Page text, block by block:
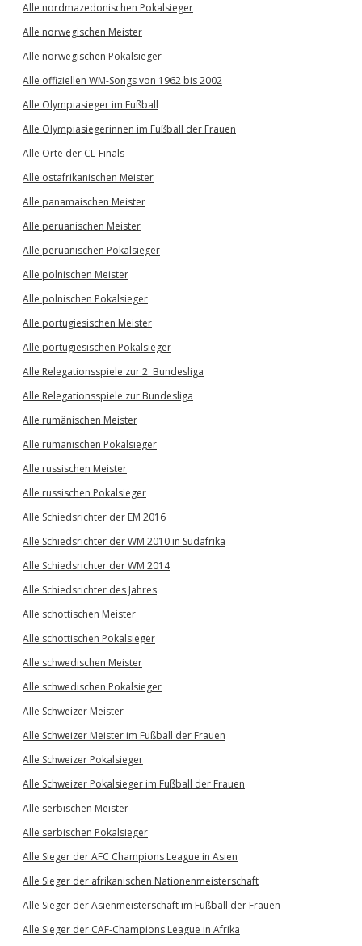
Alle nordmazedonischen Pokalsieger
Alle norwegischen Meister
Alle norwegischen Pokalsieger
Alle offiziellen WM-Songs von 1962 bis 2002
Alle Olympiasieger im Fußball
Alle Olympiasiegerinnen im Fußball der Frauen
Alle Orte der CL-Finals
Alle ostafrikanischen Meister
Alle panamaischen Meister
Alle peruanischen Meister
Alle peruanischen Pokalsieger
Alle polnischen Meister
Alle polnischen Pokalsieger
Alle portugiesischen Meister
Alle portugiesischen Pokalsieger
Alle Relegationsspiele zur 2. Bundesliga
Alle Relegationsspiele zur Bundesliga
Alle rumänischen Meister
Alle rumänischen Pokalsieger
Alle russischen Meister
Alle russischen Pokalsieger
Alle Schiedsrichter der EM 2016
Alle Schiedsrichter der WM 2010 in Südafrika
Alle Schiedsrichter der WM 2014
Alle Schiedsrichter des Jahres
Alle schottischen Meister
Alle schottischen Pokalsieger
Alle schwedischen Meister
Alle schwedischen Pokalsieger
Alle Schweizer Meister
Alle Schweizer Meister im Fußball der Frauen
Alle Schweizer Pokalsieger
Alle Schweizer Pokalsieger im Fußball der Frauen
Alle serbischen Meister
Alle serbischen Pokalsieger
Alle Sieger der AFC Champions League in Asien
Alle Sieger der afrikanischen Nationenmeisterschaft
Alle Sieger der Asienmeisterschaft im Fußball der Frauen
Alle Sieger der CAF-Champions League in Afrika